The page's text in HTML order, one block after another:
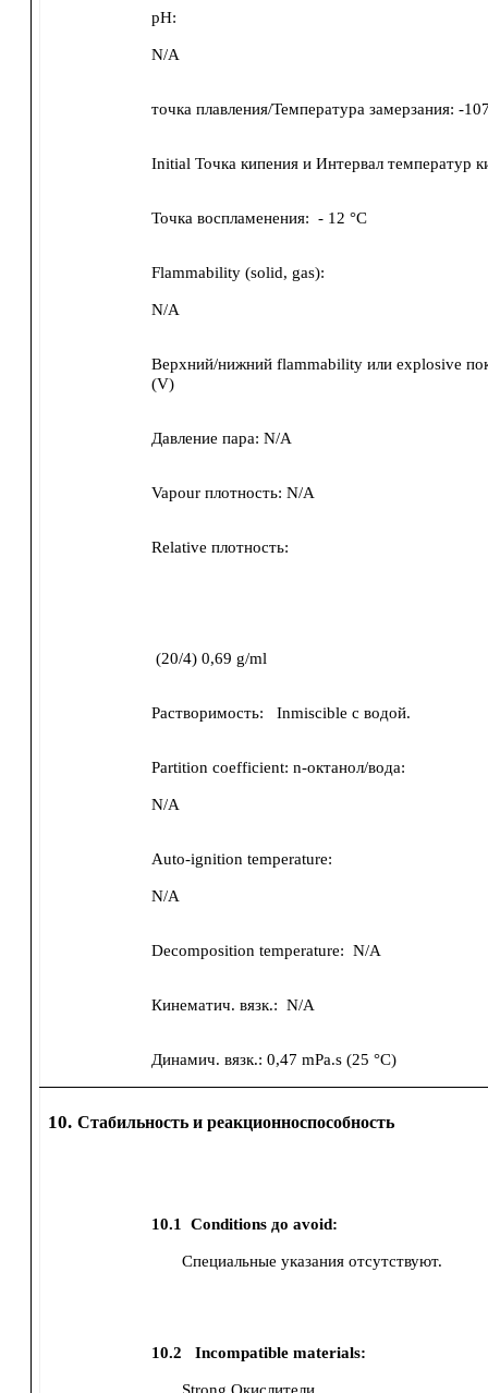
pH:
N/A
точка плавления/Температура замерзания: -
Initial Точка кипения и Интервал температур
Точка воспламенения: - 12 °C
Flammability (solid, gas):
N/A
Верхний/нижний flammability или explosive
(V)
Давление пара: N/A
Vapour плотность: N/A
Relative плотность:
(20/4) 0,69 g/ml
Растворимость: Inmiscible с водой.
Partition coefficient: n-октанол/вода:
N/A
Auto-ignition temperature:
N/A
Decomposition temperature: N/A
Кинематич. вязк.: N/A
Динамич. вязк.: 0,47 mPa.s(25 °C)
10. Стабильность и реакционноспособность
10.1 Conditions до avoid:
Специальные указания отсутствуют.
10.2 Incompatible materials: